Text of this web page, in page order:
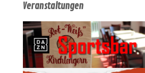
Veranstaltungen